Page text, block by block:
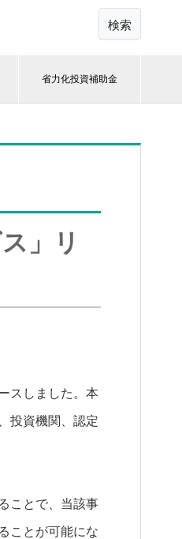
検索
省力化投資補助金
」リ
スしました。本
投資機関、認定
ことで、当該事
ことが可能にな